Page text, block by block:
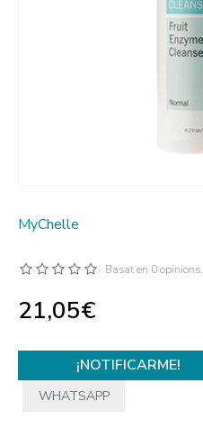
MyChelle
Basat en 0 opinions.
21,05€
¡NOTIFICARME!
WHATSAPP